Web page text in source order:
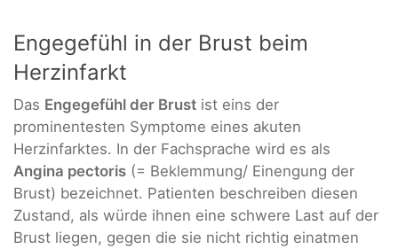
Engegefühl in der Brust beim
Herzinfarkt
Das Engegefühl der Brust ist eins der
prominentesten Symptome eines akuten
Herzinfarktes. In der Fachsprache wird es als
Angina pectoris (= Beklemmung/ Einengung der
Brust) bezeichnet. Patienten beschreiben diesen
Zustand, als würde ihnen eine schwere Last auf der
Brust liegen, gegen die sie nicht richtig einatmen